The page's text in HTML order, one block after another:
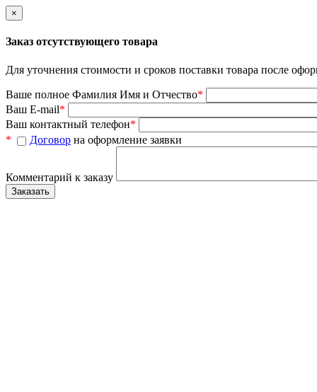
×
Заказ отсутствующего товара
Для уточнения стоимости и сроков поставки товара после
Ваше полное Фамилия Имя и Отчество*
Ваш E-mail*
Ваш контактный телефон*
*
Договор на оформление заявки
Комментарий к заказу